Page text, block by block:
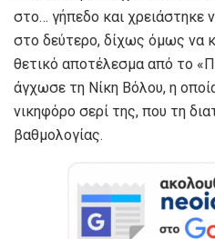
στο… γήπεδο και χρειάστηκε
στο δεύτερο, δίχως όμως να
θετικό αποτέλεσμα από το
άγχωσε τη Νίκη Βόλου, η
νικηφόρο σερί της, που τη
βαθμολογίας.